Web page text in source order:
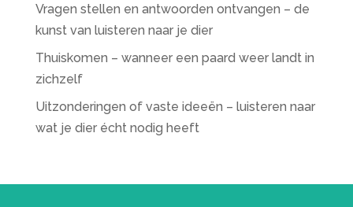
Vragen stellen en antwoorden ontvangen – de
kunst van luisteren naar je dier
Thuiskomen – wanneer een paard weer landt in
zichzelf
Uitzonderingen of vaste ideeën – luisteren naar
wat je dier écht nodig heeft